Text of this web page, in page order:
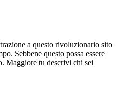
a questo rivoluzionario sito
Sebbene questo possa essere
Maggiore tu descrivi chi sei